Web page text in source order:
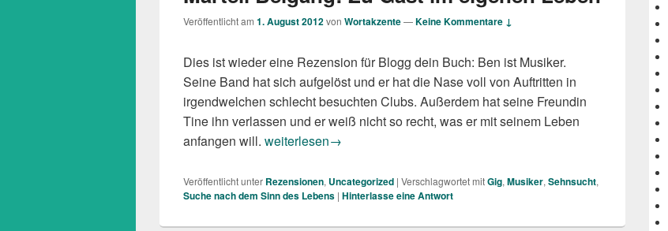
Veröffentlicht am 1. August 2012von Wortakzente—Keine Kommentare ↓
Dies ist wieder eine Rezension für Blogg dein Buch: Ben ist Musiker.
Seine Band hat sich aufgelöst und er hat die Nase voll von Auftritten in
irgendwelchen schlecht besuchten Clubs. Außerdem hat seine Freundin
Tine ihn verlassen und er weiß nicht so recht, was er mit seinem Leben
anfangen will. Martell Beigang: Zu Gast im eigenen Leben
weiterlesen→
Veröffentlicht unter Rezensionen, Uncategorized | Verschlagwortet mitGig, Musiker, Sehnsucht,
Suche nach dem Sinn des Lebens | Hinterlasse eine Antwort